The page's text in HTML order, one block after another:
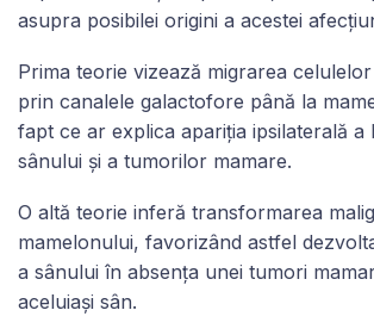
asupra posibilei origini a acestei
Prima teorie vizează migrarea
prin canalele galactofore până la
fapt ce ar explica apariția ipsilaterală a
sânului și a tumorilor mamare.
O altă teorie inferă transformarea
mamelonului, favorizând astfel
a sânului în absența unei tumori
aceluiași sân.